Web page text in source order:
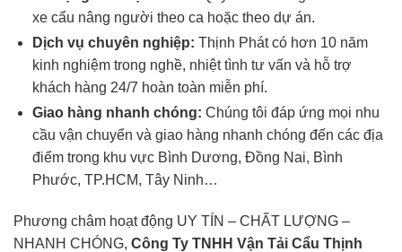
xe cẩu nâng người theo ca hoặc theo dự án.
Dịch vụ chuyên nghiệp: Thịnh Phát có hơn 10 năm
kinh nghiệm trong nghề, nhiệt tình tư vấn và hỗ trợ
khách hàng 24/7 hoàn toàn miễn phí.
Giao hàng nhanh chóng: Chúng tôi đáp ứng mọi nhu
cầu vận chuyển và giao hàng nhanh chóng đến các địa
điểm trong khu vực Bình Dương, Đồng Nai, Bình
Phước, TP.HCM, Tây Ninh…
Phương châm hoạt động UY TÍN – CHẤT LƯỢNG –
NHANH CHÓNG, Công Ty TNHH Vận Tải Cẩu Thịnh